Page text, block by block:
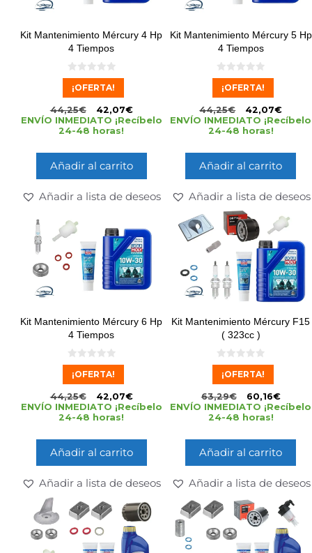
Kit Mantenimiento Mércury 4 Hp
4 Tiempos
0
e
¡OFERTA!
44,25€ 42,07€
ENVÍO INMEDIATO ¡Recíbelo
24-48 horas!
Añadir al carrito
Añadir a lista de deseos
Kit Mantenimiento Mércury 5 Hp
4 Tiempos
0
e
¡OFERTA!
44,25€ 42,07€
ENVÍO INMEDIATO ¡Recíbelo
24-48 horas!
Añadir al carrito
Añadir a lista de deseos
Kit Mantenimiento Mércury 6 Hp
4 Tiempos
0
e
5
¡OFERTA!
44,25€ 42,07€
ENVÍO INMEDIATO ¡Recíbelo
24-48 horas!
Añadir al carrito
Añadir a lista de deseos
Kit Mantenimiento Mércury F15
( 323cc )
0
e
5
¡OFERTA!
63,29€ 60,16€
ENVÍO INMEDIATO ¡Recíbelo
24-48 horas!
Añadir al carrito
Añadir a lista de deseos